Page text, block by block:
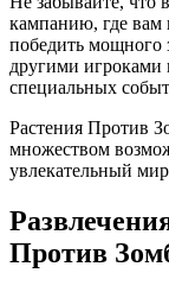
кампанию, где вам
победить мощного
другими игроками
специальных
Растения Против
множеством
увлекательный
Против